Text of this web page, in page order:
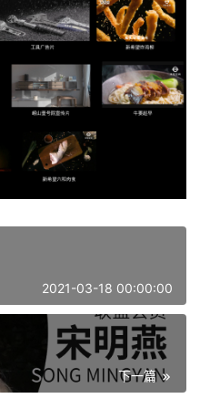
2021-03-18 00:00:00
下一篇